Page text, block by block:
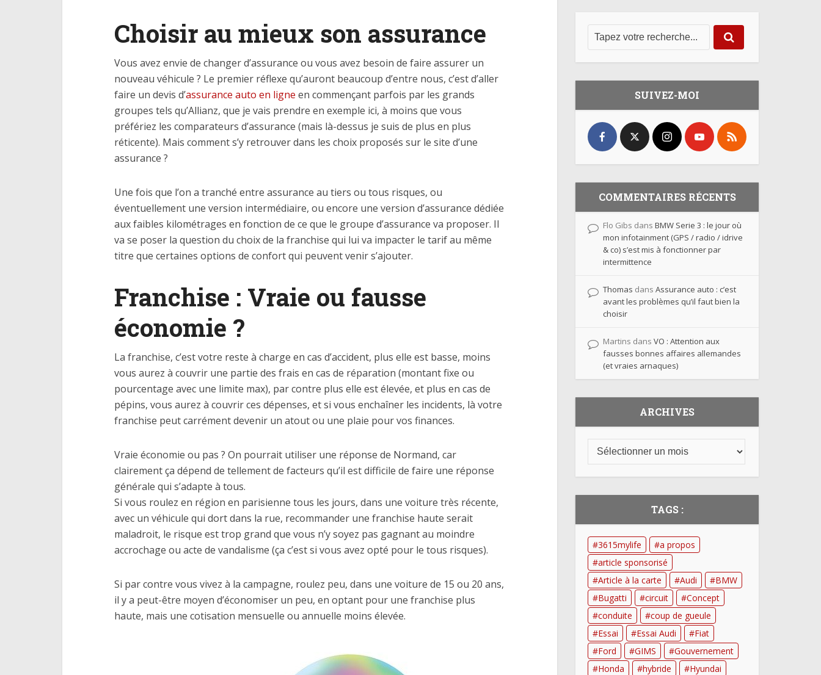
Choisir au mieux son assurance
Vous avez envie de changer d’assurance ou vous avez besoin de faire assurer un
nouveau véhicule ? Le premier réflexe qu’auront beaucoup d’entre nous, c’est d’aller
faire un devis d’assurance auto en ligne en commençant parfois par les grands
groupes tels qu’Allianz, que je vais prendre en exemple ici, à moins que vous
préfériez les comparateurs d’assurance (mais là-dessus je suis de plus en plus
réticente). Mais comment s’y retrouver dans les choix proposés sur le site d’une
assurance ?
Une fois que l’on a tranché entre assurance au tiers ou tous risques, ou
éventuellement une version intermédiaire, ou encore une version d’assurance dédiée
aux faibles kilométrages en fonction de ce que le groupe d’assurance va proposer. Il
va se poser la question du choix de la franchise qui lui va impacter le tarif au même
titre que certaines options de confort qui peuvent venir s’ajouter.
Franchise : Vraie ou fausse
économie ?
La franchise, c’est votre reste à charge en cas d’accident, plus elle est basse, moins
vous aurez à couvrir une partie des frais en cas de réparation (montant fixe ou
pourcentage avec une limite max), par contre plus elle est élevée, et plus en cas de
pépins, vous aurez à couvrir ces dépenses, et si vous enchaîner les incidents, là votre
franchise peut carrément devenir un atout ou une plaie pour vos finances.
Vraie économie ou pas ? On pourrait utiliser une réponse de Normand, car
clairement ça dépend de tellement de facteurs qu’il est difficile de faire une réponse
générale qui s’adapte à tous.
Si vous roulez en région en parisienne tous les jours, dans une voiture très récente,
avec un véhicule qui dort dans la rue, recommander une franchise haute serait
maladroit, le risque est trop grand que vous n’y soyez pas gagnant au moindre
accrochage ou acte de vandalisme (ça c’est si vous avez opté pour le tous risques).
Si par contre vous vivez à la campagne, roulez peu, dans une voiture de 15 ou 20 ans,
il y a peut-être moyen d’économiser un peu, en optant pour une franchise plus
haute, mais une cotisation mensuelle ou annuelle moins élevée.
SUIVEZ-MOI
COMMENTAIRES RÉCENTS
Flo Gibs dans BMW Serie 3 : le jour où
mon infotainment (GPS / radio / idrive
& co) s’est mis à fonctionner par
intermittence
Thomas dans Assurance auto : c’est
avant les problèmes qu’il faut bien la
choisir
Martins dans VO : Attention aux
fausses bonnes affaires allemandes
(et vraies arnaques)
ARCHIVES
TAGS :
3615mylife
a propos
article sponsorisé
Article à la carte
Audi
BMW
Bugatti
circuit
Concept
conduite
coup de gueule
Essai
Essai Audi
Fiat
Ford
GIMS
Gouvernement
Honda
hybride
Hyundai